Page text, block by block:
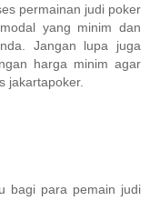
permainan judi poker
yang minim dan
Jangan lupa juga
harga minim agar
jakartapoker.
bagi para pemain judi